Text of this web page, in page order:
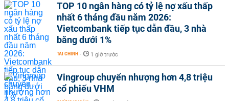
TOP 10 ngân hàng có tỷ lệ nợ xấu thấp
nhất 6 tháng đầu năm 2026:
Vietcombank tiếp tục dẫn đầu, 3 nhà
băng dưới 1%
TÀI CHÍNH - 1 giờ trước
Vingroup chuyển nhượng hơn 4,8 triệu
cổ phiếu VHM